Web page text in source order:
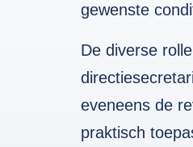
gewenste
De diverse
eveneens de
praktisch